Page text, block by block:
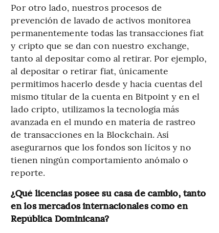
Por otro lado, nuestros procesos de
prevención de lavado de activos monitorea
permanentemente todas las transacciones fiat
y cripto que se dan con nuestro exchange,
tanto al depositar como al retirar. Por ejemplo,
al depositar o retirar fiat, únicamente
permitimos hacerlo desde y hacia cuentas del
mismo titular de la cuenta en Bitpoint y en el
lado cripto, utilizamos la tecnología más
avanzada en el mundo en materia de rastreo
de transacciones en la Blockchain. Así
asegurarnos que los fondos son lícitos y no
tienen ningún comportamiento anómalo o
reporte.
¿Qué licencias posee su casa de cambio, tanto
en los mercados internacionales como en
República Dominicana?